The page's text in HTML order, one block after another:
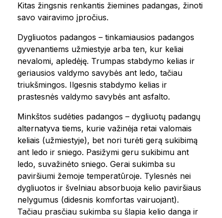
Kitas žingsnis renkantis žiemines padangas, žinoti
savo vairavimo įpročius.
Dygliuotos padangos – tinkamiausios padangos
gyvenantiems užmiestyje arba ten, kur keliai
nevalomi, apledėję. Trumpas stabdymo kelias ir
geriausios valdymo savybės ant ledo, tačiau
triukšmingos. Ilgesnis stabdymo kelias ir
prastesnės valdymo savybės ant asfalto.
Minkštos sudėties padangos – dygliuotų padangų
alternatyva tiems, kurie važinėja retai valomais
keliais (užmiestyje), bet nori turėti gerą sukibimą
ant ledo ir sniego. Pasižymi geru sukibimu ant
ledo, suvažinėto sniego. Gerai sukimba su
paviršiumi žemoje temperatūroje. Tylesnės nei
dygliuotos ir švelniau absorbuoja kelio paviršiaus
nelygumus (didesnis komfortas vairuojant).
Tačiau prasčiau sukimba su šlapia kelio danga ir